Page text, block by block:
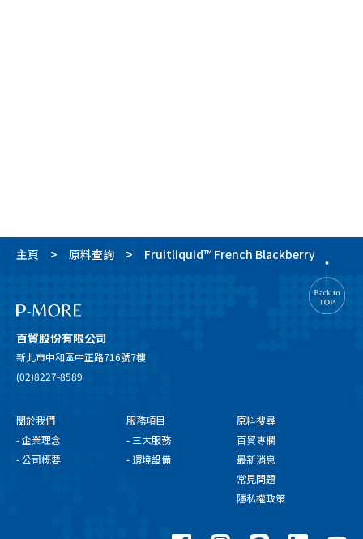
主頁 原料查詢 Fruitliquid™ French Blackberry
百貿股份有限公司
新北市中和區中正路716號7樓
(02)8227-8589
關於我們
- 企業理念
- 公司概要
服務項目
- 三大服務
- 環境設備
原料搜尋
百貿專欄
最新消息
常見問題
隱私權政策